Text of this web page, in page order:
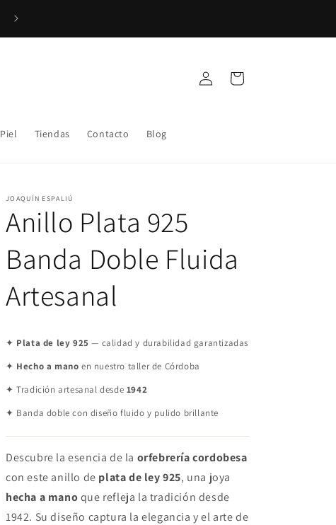
Piel Tiendas Contacto Blog
sesión
Carrito
JOAQUÍN ESPALIÚ
Anillo Plata 925
Banda Doble Fluida
Artesanal
✦ Plata de ley 925 — calidad y durabilidad garantizadas
✦ Hecho a mano en nuestro taller de Córdoba
✦ Tradición artesanal desde 1942
✦ Banda doble con diseño fluido y pulido brillante
Descubre la esencia de la orfebrería cordobesa
con este anillo de plata de ley 925, una joya
hecha a manoque refleja la tradición desde
1942. Su diseño captura la elegancia y el arte de